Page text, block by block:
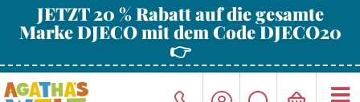
JETZT 20 % Rabatt auf die gesamte
Marke DJECO mit dem Code DJECO20
👉